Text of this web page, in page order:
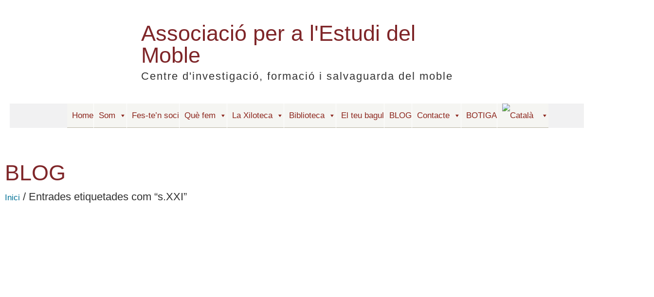
Associació per a l'Estudi del
Moble
Centre d'investigació, formació i salvaguarda del moble
Home Som Fes-te’n soci Què fem La Xiloteca Biblioteca El teu bagul BLOG Contacte BOTIGA
BLOG
Inici / Entrades etiquetades com “s.XXI”